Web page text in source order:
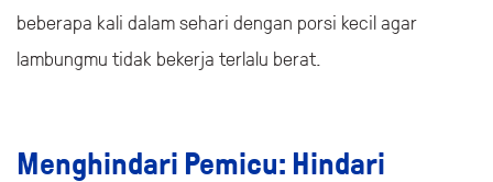
beberapa kali dalam sehari dengan porsi kecil agar
lambungmu tidak bekerja terlalu berat.
Menghindari Pemicu: Hindari